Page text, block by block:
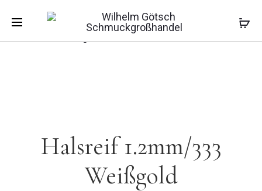
HALSREIF
1.2MM
HALSREIF
1.5MM/
Start Ketten Halsreifen
Halsreif
Halsreif 1.2mm/333
Weißgold